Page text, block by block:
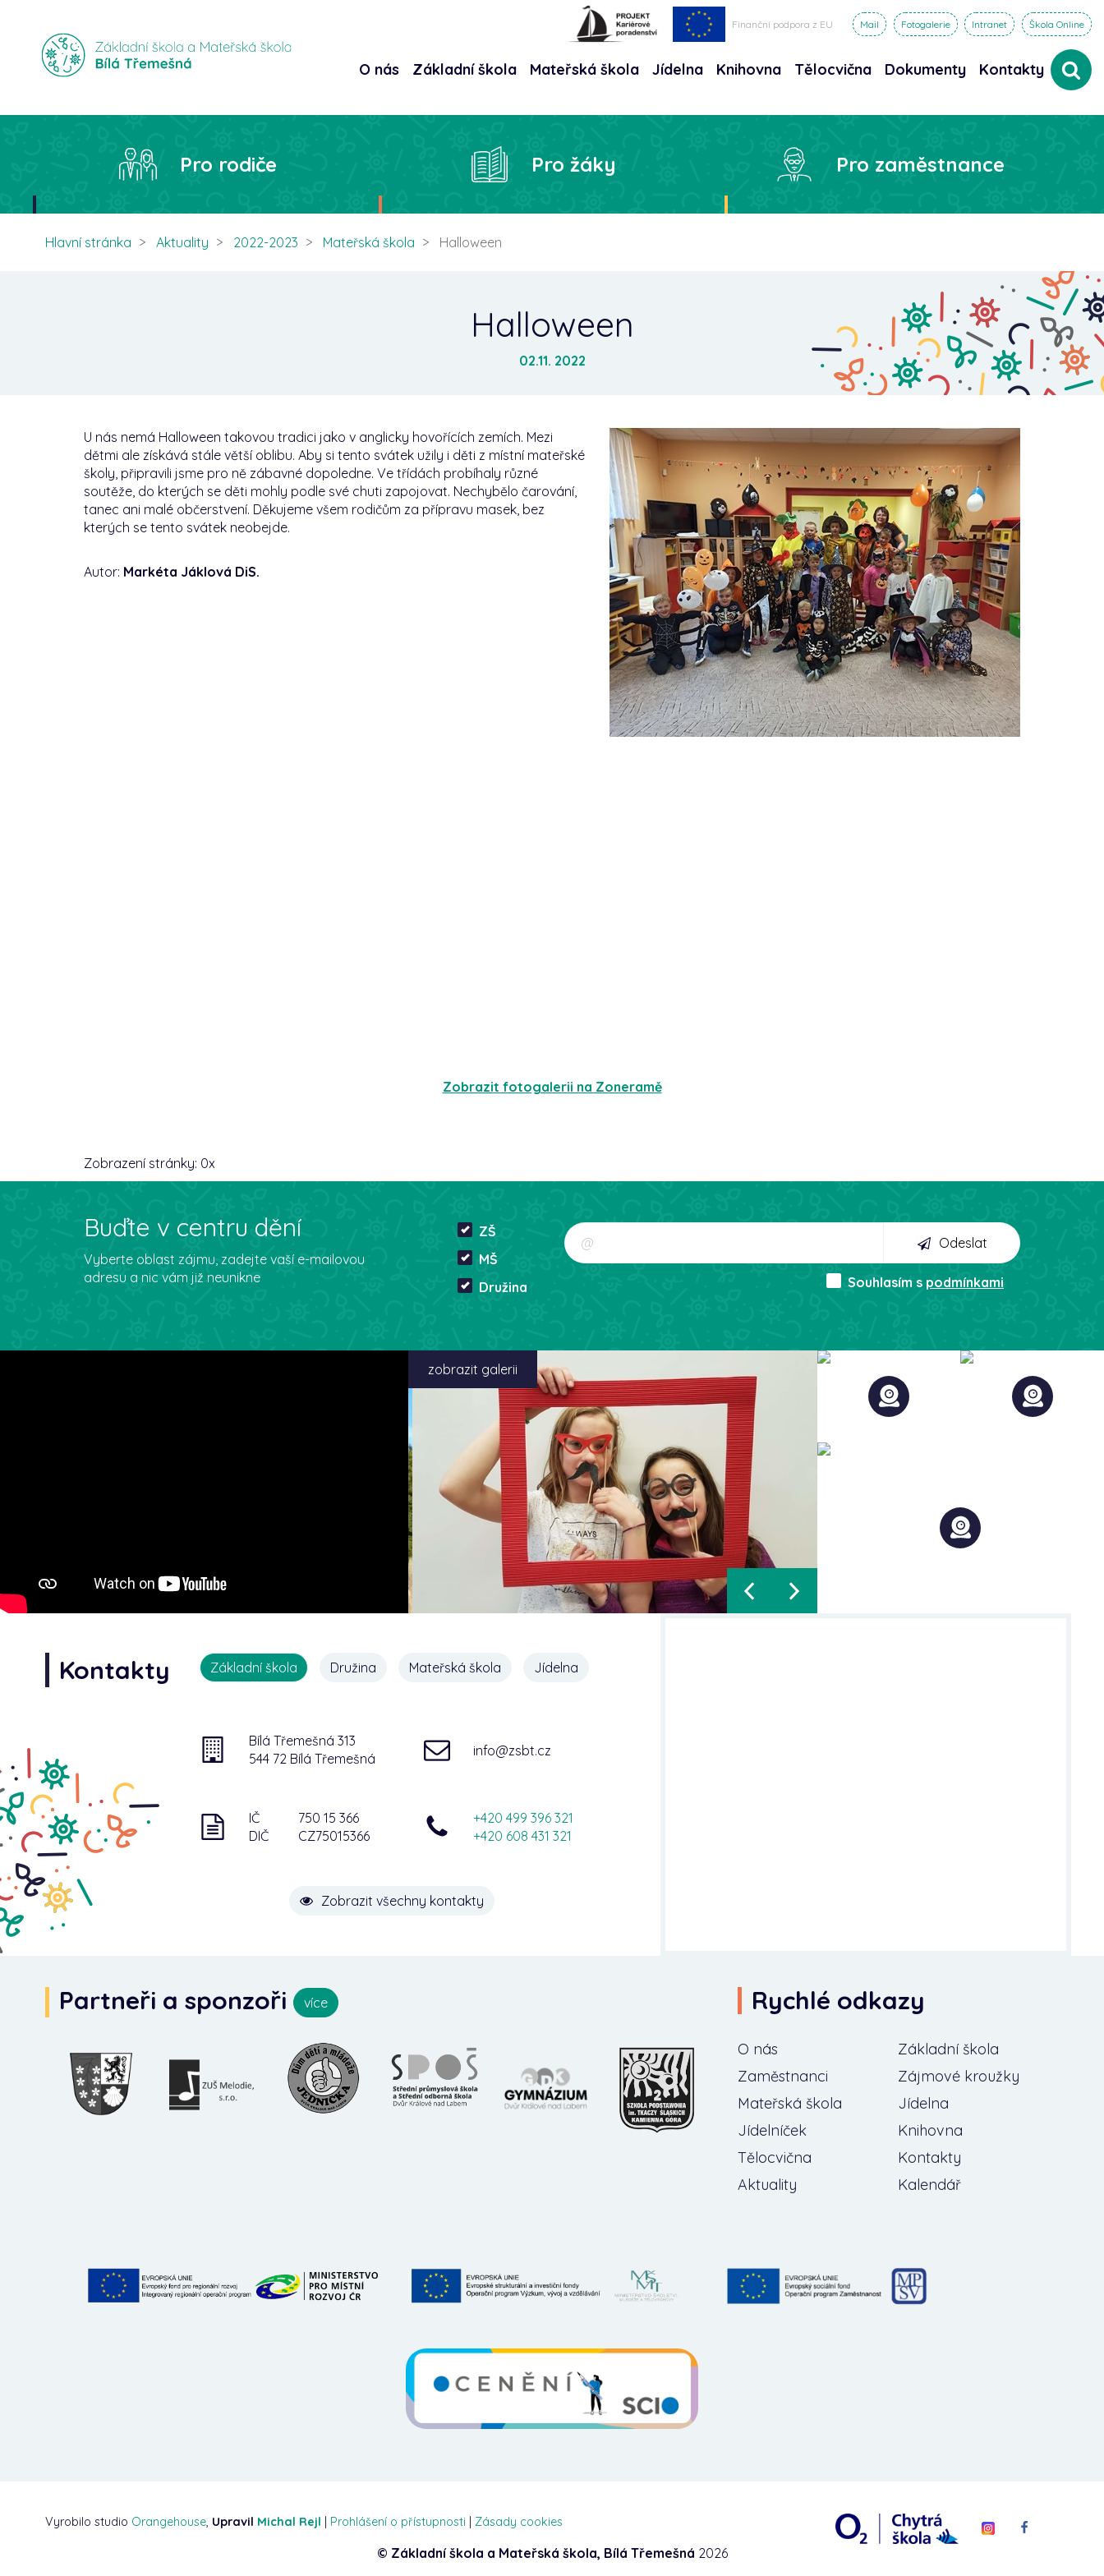
Finanční podpora z EU Mail Fotogalerie Intranet Škola Online
O nás Základní škola Mateřská škola Jídelna Knihovna Tělocvična Dokumenty Kontakty
Pro rodiče Pro žáky Pro zaměstnance
Hlavní stránka Aktuality 2022-2023 Mateřská škola Halloween
Halloween
02.11. 2022
U nás nemá Halloween takovou tradici jako v anglicky hovořících zemích. Mezi
dětmi ale získává stále větší oblibu. Aby si tento svátek užily i děti z místní mateřské
školy, připravili jsme pro ně zábavné dopoledne. Ve třídách probíhaly různé
soutěže, do kterých se děti mohly podle své chuti zapojovat. Nechybělo čarování,
tanec ani malé občerstvení. Děkujeme všem rodičům za přípravu masek, bez
kterých se tento svátek neobejde.
Autor: Markéta Jáklová DiS.
Zobrazit fotogalerii na Zoneramě
Zobrazení stránky: 0x
Buďte v centru dění
Vyberte oblast zájmu, zadejte vaší e-mailovou
adresu a nic vám již neunikne
ZŠ
MŠ
Družina
Odeslat
Souhlasím s podmínkami
zobrazit galerii
Kontakty Základní škola Družina Mateřská škola Jídelna
Bílá Třemešná 313
544 72 Bílá Třemešná
info@zsbt.cz
IČ
750 15 366
DIČ
CZ75015366
+420 499 396 321
+420 608 431 321
Zobrazit všechny kontakty
Partneři a sponzoři více Rychlé odkazy
O nás
Základní škola
Zaměstnanci
Zájmové kroužky
Mateřská škola
Jídelna
Jídelníček
Knihovna
Tělocvična
Kontakty
Aktuality
Kalendář
Vyrobilo studio Orangehouse, Upravil Michal Rejl | Prohlášení o přístupnosti |Zásady cookies
© Základní škola a Mateřská škola, Bílá Třemešná 2026